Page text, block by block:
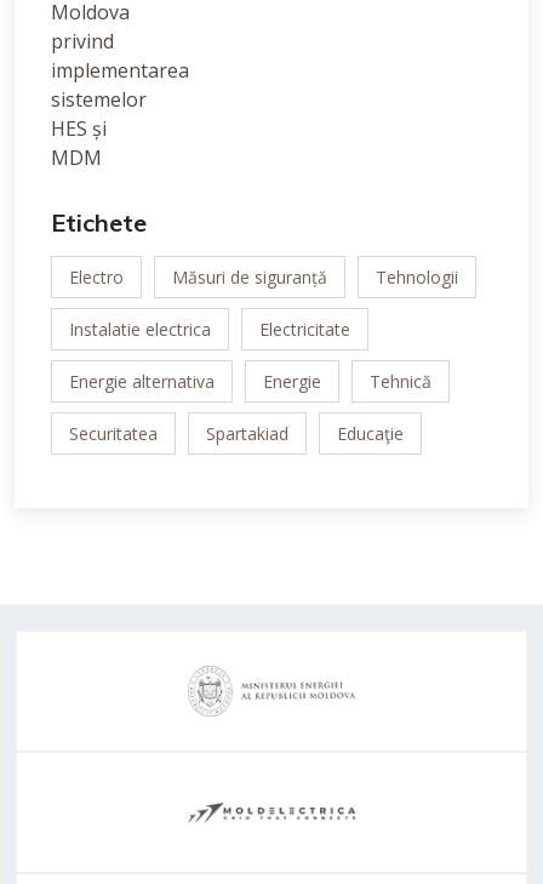
Etichete
Electro Măsuri de siguranță Tehnologii
Instalatie electrica Electricitate
Energie alternativa Energie Tehnică
Securitatea Spartakiad Educaţie